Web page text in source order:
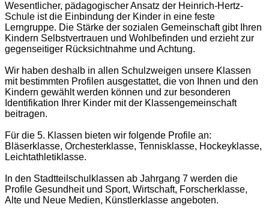
Wesentlicher, pädagogischer Ansatz der Heinrich-Hertz-
Schule ist die Einbindung der Kinder in eine feste
Lerngruppe. Die Stärke der sozialen Gemeinschaft gibt Ihren
Kindern Selbstvertrauen und Wohlbefinden und erzieht zur
gegenseitiger Rücksichtnahme und Achtung.
Wir haben deshalb in allen Schulzweigen unsere Klassen
mit bestimmten Profilen ausgestattet, die von Ihnen und den
Kindern gewählt werden können und zur besonderen
Identifikation Ihrer Kinder mit der Klassengemeinschaft
beitragen.
Für die 5. Klassen bieten wir folgende Profile an:
Bläserklasse, Orchesterklasse, Tennisklasse, Hockeyklasse,
Leichtathletiklasse.
In den Stadtteilschulklassen ab Jahrgang 7 werden die
Profile Gesundheit und Sport, Wirtschaft, Forscherklasse,
Alte und Neue Medien, Künstlerklasse angeboten.